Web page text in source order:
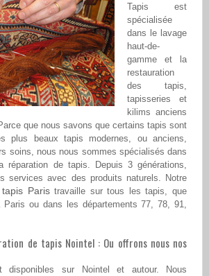
Tapis est
spécialisée
dans le lavage
haut-de-
gamme et la
restauration
des tapis,
tapisseries et
kilims anciens
que nous savons que certains tapis sont
plus beaux tapis modernes, ou anciens,
soins, nous nous sommes spécialisés dans
réparation de tapis. Depuis 3 générations,
services avec des produits naturels. Notre
Paristravaille sur tous les tapis, que
ou dans les départements 77, 78, 91,
de tapis Nointel : Ou offrons nous nos
disponibles sur Nointel et autour. Nous